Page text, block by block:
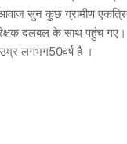
सुन कुछ ग्रामीण
दलबल के साथ पहुंच
उम्र लगभग50वर्ष है ।